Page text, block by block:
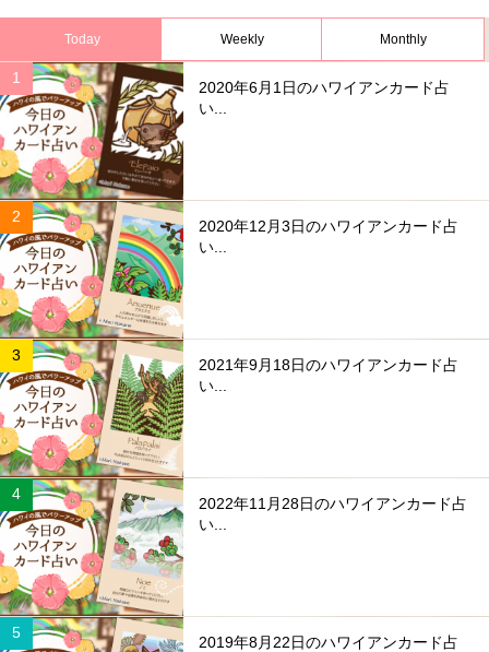
Today Weekly Monthly
2020年6月1日のハワイアンカード占
い...
2020年12月3日のハワイアンカード占
い...
2021年9月18日のハワイアンカード占
い...
2022年11月28日のハワイアンカード占
い...
2019年8月22日のハワイアンカード占